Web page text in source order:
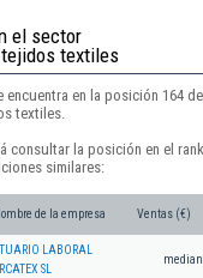
el sector
textiles
encuentra en la posición 164
textiles.
consultar la posición en el
similares:
de la empresa Ventas (€)
LABORAL
SL